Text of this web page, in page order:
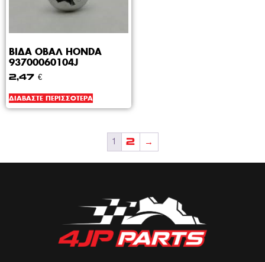
ΒΙΔΑ ΟΒΑΛ HONDA
93700060104J
2,47 €
ΔΙΑΒΆΣΤΕ ΠΕΡΙΣΣΌΤΕΡΑ
1 2 →